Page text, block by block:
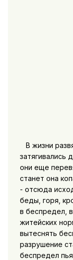
В жизни
затягивались
они еще
станет она
- отсюда
беды, горя,
в беспредел,
житейских
вытеснять
разрушение
беспредел